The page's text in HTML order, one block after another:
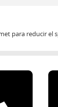
para reducir el